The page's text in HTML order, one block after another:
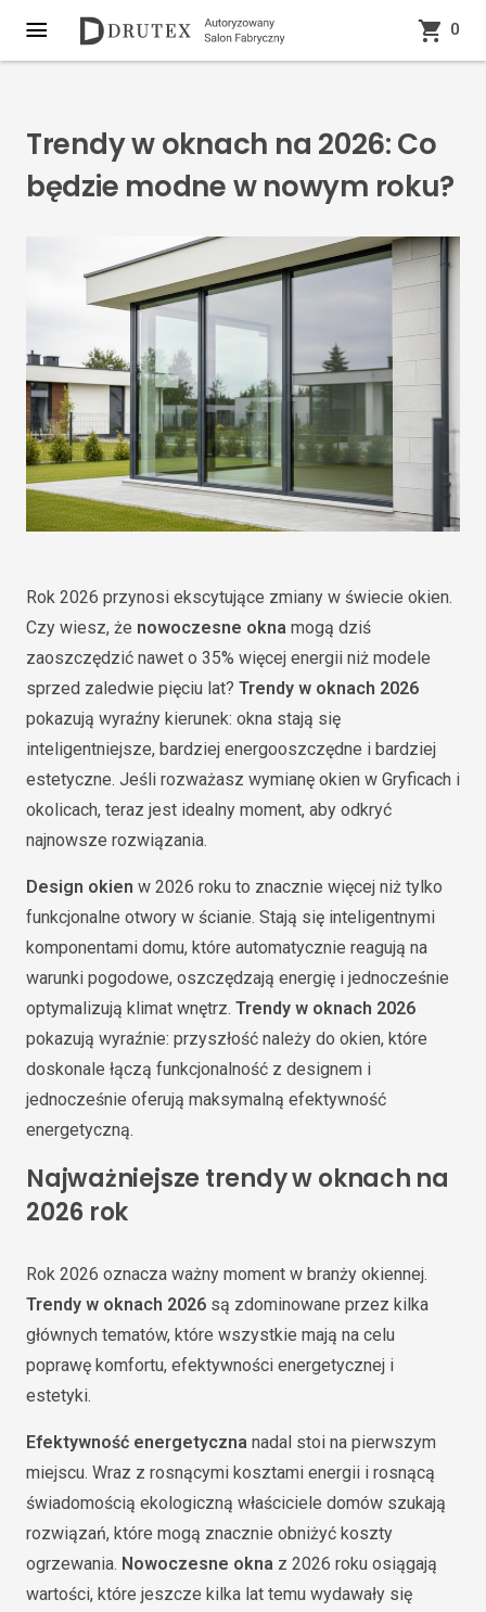
0
Trendy w oknach na 2026: Co
będzie modne w nowym roku?
Rok 2026 przynosi ekscytujące zmiany w świecie okien.
Czy wiesz, że nowoczesne okna mogą dziś
zaoszczędzić nawet o 35% więcej energii niż modele
sprzed zaledwie pięciu lat? Trendy w oknach 2026
pokazują wyraźny kierunek: okna stają się
inteligentniejsze, bardziej energooszczędne i bardziej
estetyczne. Jeśli rozważasz wymianę okien w Gryficach i
okolicach, teraz jest idealny moment, aby odkryć
najnowsze rozwiązania.
Design okien w 2026 roku to znacznie więcej niż tylko
funkcjonalne otwory w ścianie. Stają się inteligentnymi
komponentami domu, które automatycznie reagują na
warunki pogodowe, oszczędzają energię i jednocześnie
optymalizują klimat wnętrz. Trendy w oknach 2026
pokazują wyraźnie: przyszłość należy do okien, które
doskonale łączą funkcjonalność z designem i
jednocześnie oferują maksymalną efektywność
energetyczną.
Najważniejsze trendy w oknach na
2026 rok
Rok 2026 oznacza ważny moment w branży okiennej.
Trendy w oknach 2026 są zdominowane przez kilka
głównych tematów, które wszystkie mają na celu
poprawę komfortu, efektywności energetycznej i
estetyki.
Efektywność energetyczna nadal stoi na pierwszym
miejscu. Wraz z rosnącymi kosztami energii i rosnącą
świadomością ekologiczną właściciele domów szukają
rozwiązań, które mogą znacznie obniżyć koszty
ogrzewania. Nowoczesne okna z 2026 roku osiągają
wartości, które jeszcze kilka lat temu wydawały się